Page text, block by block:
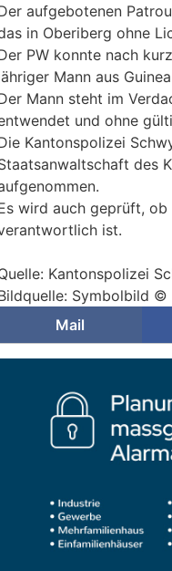
aufgebotenen
in Oberiberg ohne
PW konnte nach
Mann aus
Mann steht im
und ohne
Kantonspolizei
des
wird auch geprüft,
ist.
Kantonspolizei
Symbolbild ©
Mail